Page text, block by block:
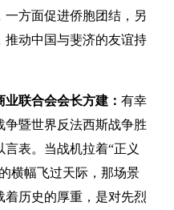
方面促进侨胞团结，另
推动中国与斐济的友谊持
联合会会长方建： 有幸
争暨世界反法西斯战争胜
表。当战机拉着“正义
横幅飞过天际，那场景
历史的厚重，是对先烈